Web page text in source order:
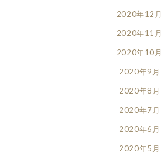
2020年12月
2020年11月
2020年10月
2020年9月
2020年8月
2020年7月
2020年6月
2020年5月